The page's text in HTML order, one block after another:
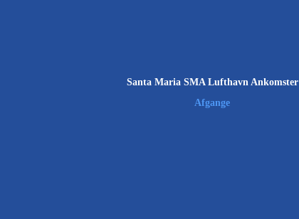
Santa Maria SMA Lufthavn Ankomster
Afgange